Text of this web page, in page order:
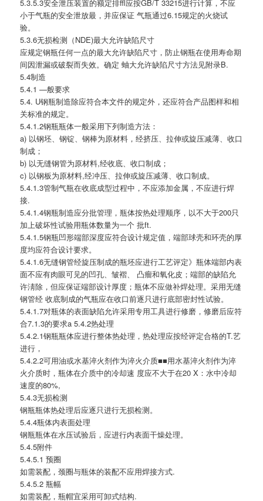
5.3.5.3安全泄压装置的额定排ffl应按GB/T 33215进行计算，不应
小于气瓶的安全泄放最，并应保证 气瓶通过6.15规定的火烧试
验。
5.3.6无损检测（NDE)最大允许缺陷尺寸
应规定钢瓶任何一点的最大允许缺陷尺寸，防止钢瓶在使用寿命期
间因泄漏或破裂而失效。确定 蚰大允许缺陷尺寸方法见附录B.
5.4制造
5.4.1 —般要求
5.4. U钢瓶制造除应符合本文件的规定外，还应符合产品图样和相
关标准的规定。
5.4.1.2钢瓶瓶体一般采用下列制造方法：
a) 以钢坯、钢锭、钢棒为原材料，经挤压、拉伸或旋压减薄、收口
制成；
b) 以无缝钢管为原材料,经收底、收口制成；
c) 以钢板为原材料,经冲压、拉伸或旋压减薄、收口制成。
5.4.1.3管制气瓶在收底成型过程中，不应添加金属，不应进行焊
接.
5.4.1.4钢瓶制造应分批管理，瓶体按热处理顺序，以不大于200只
加上破坏性试验用瓶体数量为一个 批ft.
5.4.1.5钢瓶凹形端部深度应符合设计规定值，端部球壳和环壳的厚
度均应符合设计要求。
5.4.1.6无缝钢管经旋压制成的瓶坯应进行工艺评定》瓶体端部内表
面不应有肉眼可见的凹孔、皱褶、 凸瘤和氧化皮；端部的缺陷允
许淸除，但应保证端部设计厚度；瓶体不应做补焊处理。采用无缝
钢管经 收底制成的气瓶应在收口前逐只进行底部密封性试验。
5.4.1.7对瓶体的表面缺陷允许采用专用工具进行修磨，修磨后应符
合7.1.3的要求a 5.4.2热处理
5.4.2.1钢瓶瓶体应进行整体热处理，热处理应按经评定合格的T.艺
进行，
5.4.2.2可用油或水基淬火剂作为淬火介质■■用水基淬火剂作为淬
火介质时，瓶体在介质中的冷却速 度应不大于在20 X：水中冷却
速度的80%,
5.4.3无损检测
钢瓶瓶体热处理后应逐只进行无损检测。
5.4.4瓶体内表面处理
钢瓶瓶体在水压试验后，应进行内表面干燥处理。
5.4.5附件
5.4.5.1 预圈
如需装配，颈圈与瓶体的装配不应用焊接方式.
5.4.5.2 瓶幅
如需装配，瓶帽宜采用可卸式结构.